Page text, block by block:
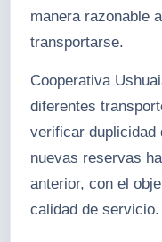
manera razonable
transportarse.
Cooperativa
diferentes
verificar duplicidad
nuevas reservas
anterior, con el
calidad de servicio.